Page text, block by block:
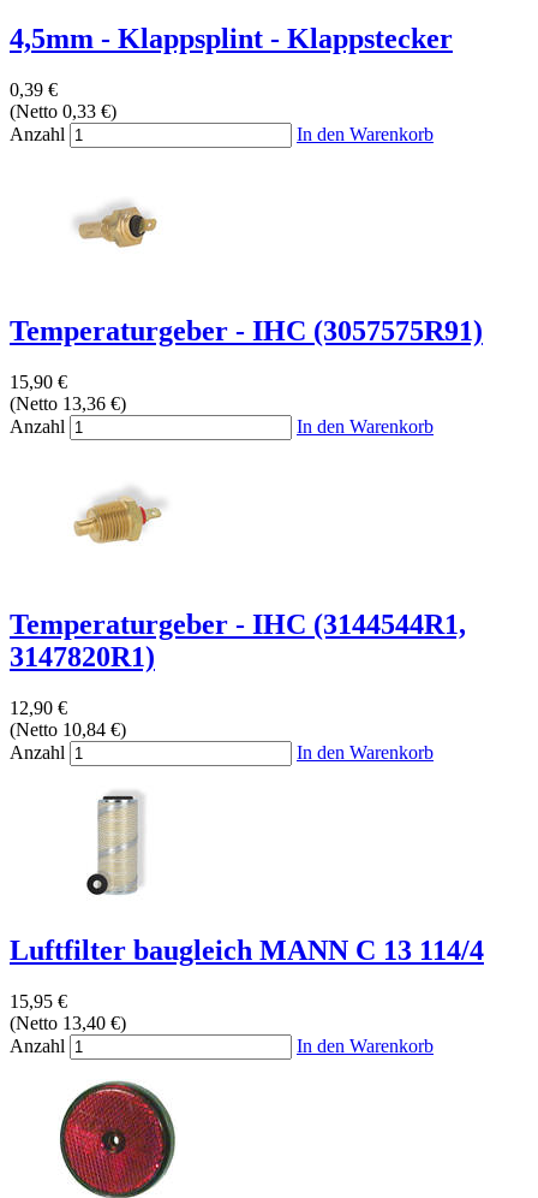
4,5mm - Klappsplint - Klappstecker
0,39 €
(Netto 0,33 €)
Anzahl
In den Warenkorb
Temperaturgeber - IHC (3057575R91)
15,90 €
(Netto 13,36 €)
Anzahl
In den Warenkorb
Temperaturgeber - IHC (3144544R1,
3147820R1)
12,90 €
(Netto 10,84 €)
Anzahl
In den Warenkorb
Luftfilter baugleich MANN C 13 114/4
15,95 €
(Netto 13,40 €)
Anzahl
In den Warenkorb